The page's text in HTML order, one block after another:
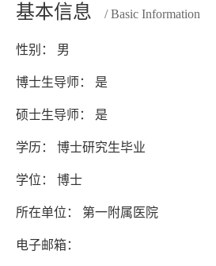
基本信息 / Basic Information
性别： 男
博士生导师： 是
硕士生导师： 是
学历： 博士研究生毕业
学位： 博士
所在单位： 第一附属医院
电子邮箱：